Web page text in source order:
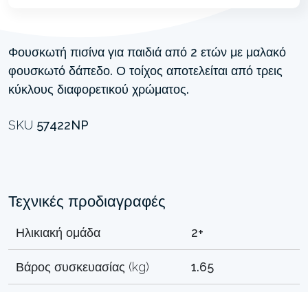
Φουσκωτή πισίνα για παιδιά από 2 ετών με μαλακό
φουσκωτό δάπεδο. Ο τοίχος αποτελείται από τρεις
κύκλους διαφορετικού χρώματος.
SKU 57422NP
Τεχνικές προδιαγραφές
Ηλικιακή ομάδα 2+
Βάρος συσκευασίας (kg) 1.65